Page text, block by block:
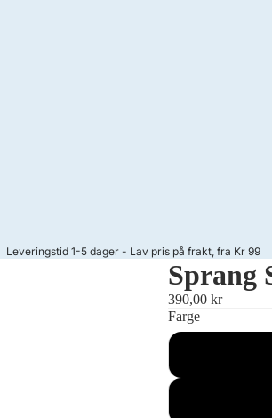
Leveringstid 1-5 dager - Lav pris på frakt, fra Kr 99
Sprang
390,00 kr
Farge